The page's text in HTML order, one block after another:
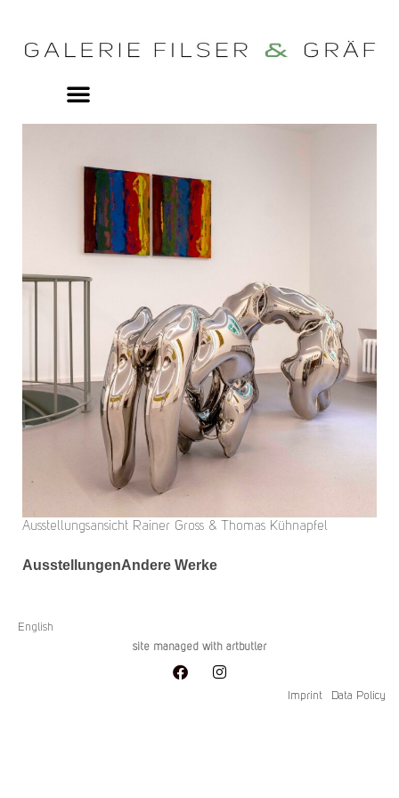
Ausstellungsansicht Rainer Gross & Thomas Kühnapfel
AusstellungenAndere Werke
English
site managed with artbutler
Imprint Data Policy